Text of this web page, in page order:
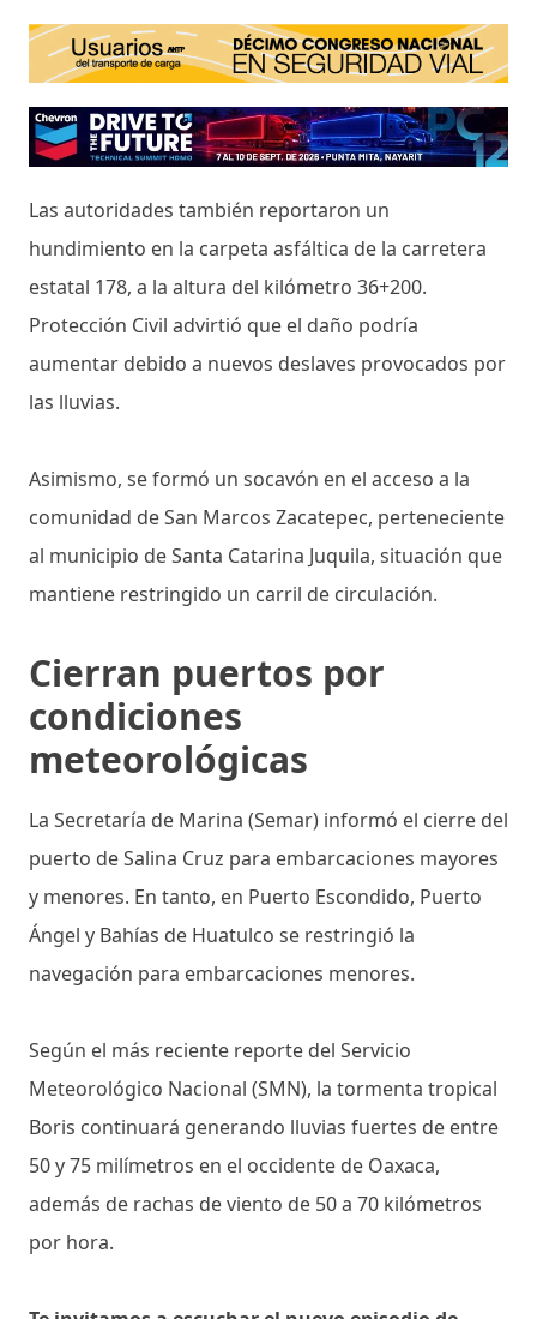
Las autoridades también reportaron un
hundimiento en la carpeta asfáltica de la carretera
estatal 178, a la altura del kilómetro 36+200.
Protección Civil advirtió que el daño podría
aumentar debido a nuevos deslaves provocados por
las lluvias.
Asimismo, se formó un socavón en el acceso a la
comunidad de San Marcos Zacatepec, perteneciente
al municipio de Santa Catarina Juquila, situación que
mantiene restringido un carril de circulación.
Cierran puertos por
condiciones
meteorológicas
La Secretaría de Marina (Semar) informó el cierre del
puerto de Salina Cruz para embarcaciones mayores
y menores. En tanto, en Puerto Escondido, Puerto
Ángel y Bahías de Huatulco se restringió la
navegación para embarcaciones menores.
Según el más reciente reporte del Servicio
Meteorológico Nacional (SMN), la tormenta tropical
Boris continuará generando lluvias fuertes de entre
50 y 75 milímetros en el occidente de Oaxaca,
además de rachas de viento de 50 a 70 kilómetros
por hora.